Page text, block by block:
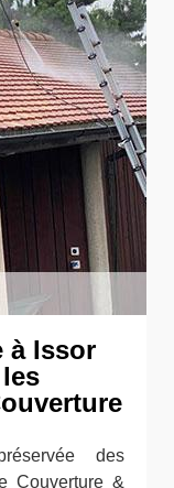
à Issor
des
Couverture &